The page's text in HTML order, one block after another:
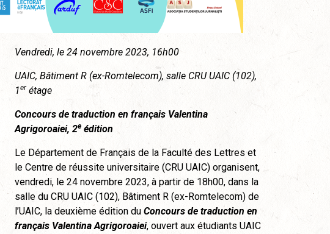
Vendredi, le 24 novembre 2023, 16h00
UAIC, Bâtiment R (ex-Romtelecom), salle CRU UAIC (102),
1erétage
Concours de traduction en français Valentina
Agrigoroaiei,2e édition
Le Département de Français de la Faculté des Lettres et
le Centre de réussite universitaire (CRU UAIC) organisent,
vendredi, le 24 novembre 2023, à partir de 18h00, dans la
salle du CRU UAIC (102), Bâtiment R (ex-Romtelecom) de
l’UAIC, la deuxième édition duConcours de traduction en
français Valentina Agrigoroaiei, ouvert aux étudiants UAIC